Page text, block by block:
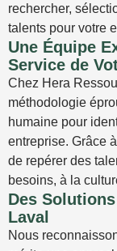
rechercher,
talents pour votre
Une Équipe
Service de
Chez Hera
méthodologie
humaine pour
entreprise. Grâce
de repérer des
besoins, à la
Des
Laval
Nous